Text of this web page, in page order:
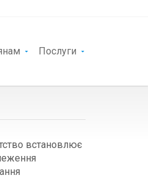
Послуги
встановлює